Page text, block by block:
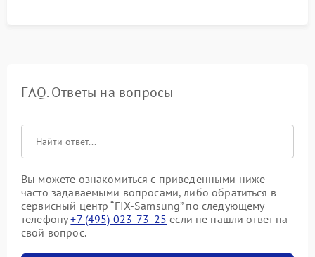
FAQ. Ответы на вопросы
Вы можете ознакомиться с приведенными ниже
часто задаваемыми вопросами, либо обратиться в
сервисный центр “FIX-Samsung” по следующему
телефону+7 (495) 023-73-25 если не нашли ответ на
свой вопрос.